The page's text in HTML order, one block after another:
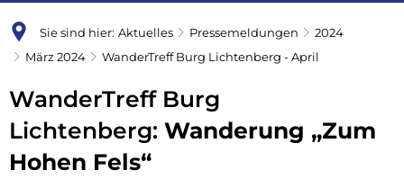
Sie sind hier: Aktuelles Pressemeldungen
2024
März 2024
WanderTreff Burg Lichtenberg - April
WanderTreff Burg
Lichtenberg: Wanderung „Zum
Hohen Fels“